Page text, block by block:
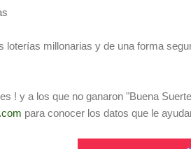
loterías millonarias y de una forma
! y a los que no ganaron "Buena
para conocer los datos que le